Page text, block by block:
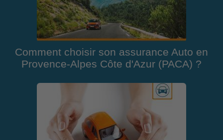
Comment choisir son assurance Auto en
Provence-Alpes Côte d'Azur (PACA) ?